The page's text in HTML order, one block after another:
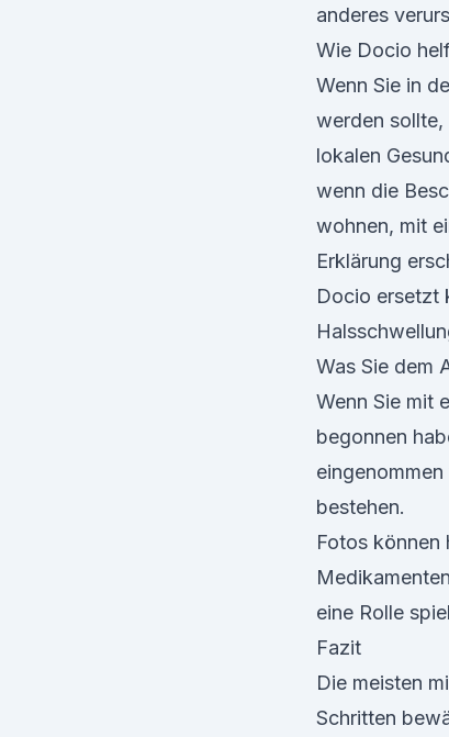
anderes
Wie Docio
Wenn Sie in
werden sollte,
lokalen
wenn die
wohnen, mit
Erklärung
Docio ersetzt
Was Sie dem
Wenn Sie mit
begonnen
bestehen.
Fotos können
eine Rolle
Fazit
Die meisten
Schritten